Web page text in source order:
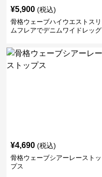
¥5,900 (税込)
骨格ウェーブハイウエストスリ
ムフレアでデニムワイドレッグ
¥4,690 (税込)
骨格ウェーブシアーレーストッ
プス